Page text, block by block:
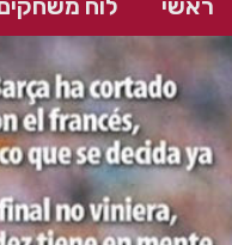
ראשי לוח משחקים 26/